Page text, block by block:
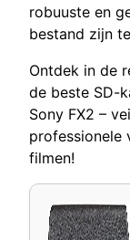
robuuste en
bestand zijn
Ontdek in de
de beste SD-
Sony FX2 –
professionele
filmen!